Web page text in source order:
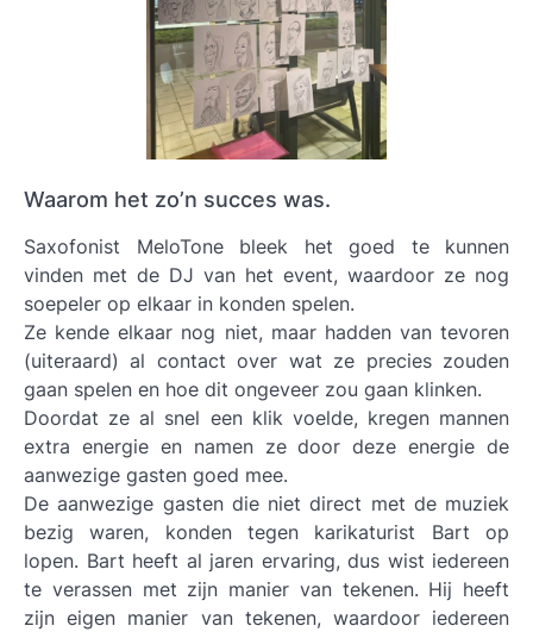
Waarom het zo’n succes was.
Saxofonist MeloTone bleek het goed te kunnen
vinden met de DJ van het event, waardoor ze nog
soepeler op elkaar in konden spelen.
Ze kende elkaar nog niet, maar hadden van tevoren
(uiteraard) al contact over wat ze precies zouden
gaan spelen en hoe dit ongeveer zou gaan klinken.
Doordat ze al snel een klik voelde, kregen mannen
extra energie en namen ze door deze energie de
aanwezige gasten goed mee.
De aanwezige gasten die niet direct met de muziek
bezig waren, konden tegen karikaturist Bart op
lopen. Bart heeft al jaren ervaring, dus wist iedereen
te verassen met zijn manier van tekenen. Hij heeft
zijn eigen manier van tekenen, waardoor iedereen